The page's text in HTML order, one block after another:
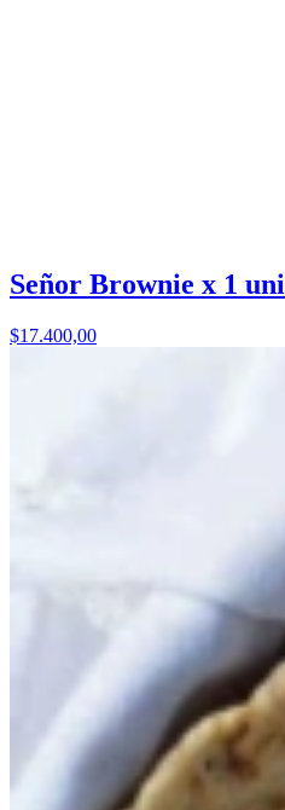
Señor Brownie x 1 uni
$17.400,00